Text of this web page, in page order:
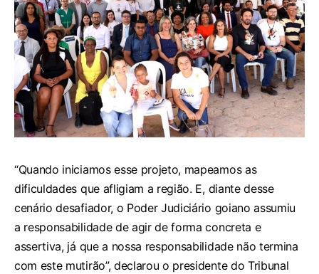
“Quando iniciamos esse projeto, mapeamos as
dificuldades que afligiam a região. E, diante desse
cenário desafiador, o Poder Judiciário goiano assumiu
a responsabilidade de agir de forma concreta e
assertiva, já que a nossa responsabilidade não termina
com este mutirão”, declarou o presidente do Tribunal